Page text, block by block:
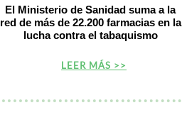
El Ministerio de Sanidad suma a la
red de más de 22.200 farmacias en la
lucha contra el tabaquismo
LEER MÁS >>